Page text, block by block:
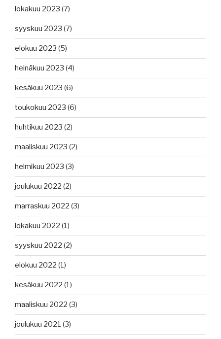
lokakuu 2023 (7)
syyskuu 2023 (7)
elokuu 2023 (5)
heinäkuu 2023 (4)
kesäkuu 2023 (6)
toukokuu 2023 (6)
huhtikuu 2023 (2)
maaliskuu 2023 (2)
helmikuu 2023 (3)
joulukuu 2022 (2)
marraskuu 2022 (3)
lokakuu 2022 (1)
syyskuu 2022 (2)
elokuu 2022 (1)
kesäkuu 2022 (1)
maaliskuu 2022 (3)
joulukuu 2021 (3)